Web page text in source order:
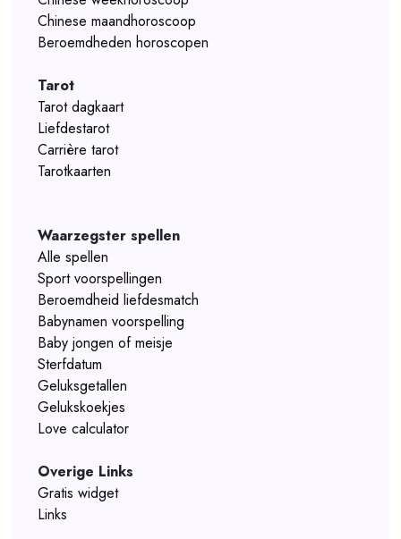
Chinese maandhoroscoop
Beroemdheden horoscopen
Tarot
Tarot dagkaart
Liefdestarot
Carrière tarot
Tarotkaarten
Waarzegster spellen
Alle spellen
Sport voorspellingen
Beroemdheid liefdesmatch
Babynamen voorspelling
Baby jongen of meisje
Sterfdatum
Geluksgetallen
Gelukskoekjes
Love calculator
Overige Links
Gratis widget
Links